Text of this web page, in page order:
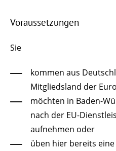
Voraussetzungen
Sie
kommen aus
Mitgliedsland der
möchten in Baden-
nach der EU-
aufnehmen oder
üben hier bereits